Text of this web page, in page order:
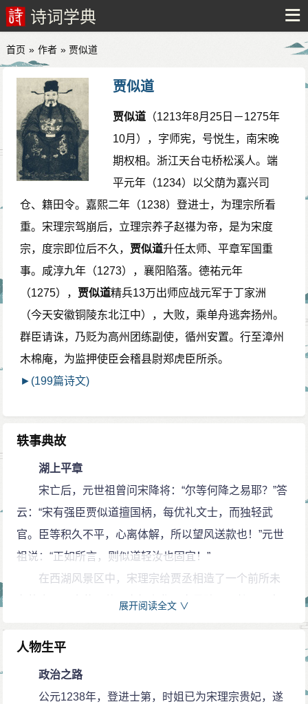
诗词学典
首页 » 作者 » 贾似道
贾似道
贾似道 （1213年8月25日－1275年
10月），字师宪，号悦生，南宋晚
期权相。浙江天台屯桥松溪人。端
平元年（1234）以父荫为嘉兴司
仓、籍田令。嘉熙二年（1238）登进士，为理宗所看
重。宋理宗驾崩后，立理宗养子赵禥为帝，是为宋度
宗，度宗即位后不久， 贾似道升任太师、平章军国重
事。咸淳九年（1273），襄阳陷落。德祐元年
（1275）， 贾似道精兵13万出师应战元军于丁家洲
（今天安徽铜陵东北江中），大败，乘单舟逃奔扬州。
群臣请诛，乃贬为高州团练副使，循州安置。行至漳州
木棉庵，为监押使臣会稽县尉郑虎臣所杀。
►(199篇诗文)
轶事典故
湖上平章
宋亡后，元世祖曾问宋降将：“尔等何降之易耶？”答
云：“宋有强臣贾似道擅国柄，每优礼文士，而独轻武
官。臣等积久不平，心离体解，所以望风送款也！”元世
祖说：“正如所言，则似道轻汝也固宜！”
在西湖风景区中，宋理宗给贾丞相造了一个前所未
有的庄园，奇花异草、穷极奢华、占尽胜景、然而取名
乐”的名句脍炙人口，却被昏君奸臣滥用与此。贾府与皇
宫隔湖相对，早晨听到上朝钟声，贾丞相才下湖。船系
在一条粗缆绳上，绳端连着一个大绞盘，行走不必划桨
展开阅读全文 ∨
人物生平
政治之路
公元1238年，登进士第，时姐已为宋理宗贵妃，遂